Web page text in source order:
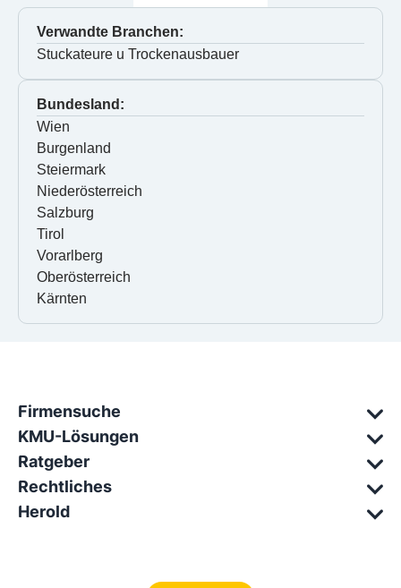
Verwandte Branchen:
Stuckateure u Trockenausbauer
Bundesland:
Wien
Burgenland
Steiermark
Niederösterreich
Salzburg
Tirol
Vorarlberg
Oberösterreich
Kärnten
Firmensuche
KMU-Lösungen
Ratgeber
Rechtliches
Herold